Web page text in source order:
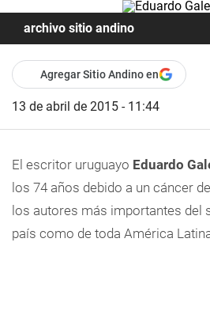
archivo sitio andino
Agregar Sitio Andino en
13 de abril de 2015 - 11:44
El escritor uruguayo Eduardo
los 74 años debido a un cáncer
los autores más importantes del
país como de toda América